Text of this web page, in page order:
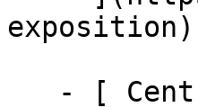
exposition)